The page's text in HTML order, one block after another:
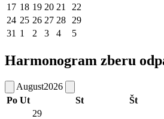
17 18 19 20 21 22
24 25 26 27 28 29
31 1 2 3 4 5
Harmonogram zberu
August2026
Po Ut St Št
29